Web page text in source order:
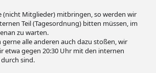
(nicht Mitglieder) mitbringen, so werden wir
Teil (Tagesordnung) bitten müssen, im
zu warten.
gerne alle anderen auch dazu stoßen, wir
etwa gegen 20:30 Uhr mit den internen
sind.